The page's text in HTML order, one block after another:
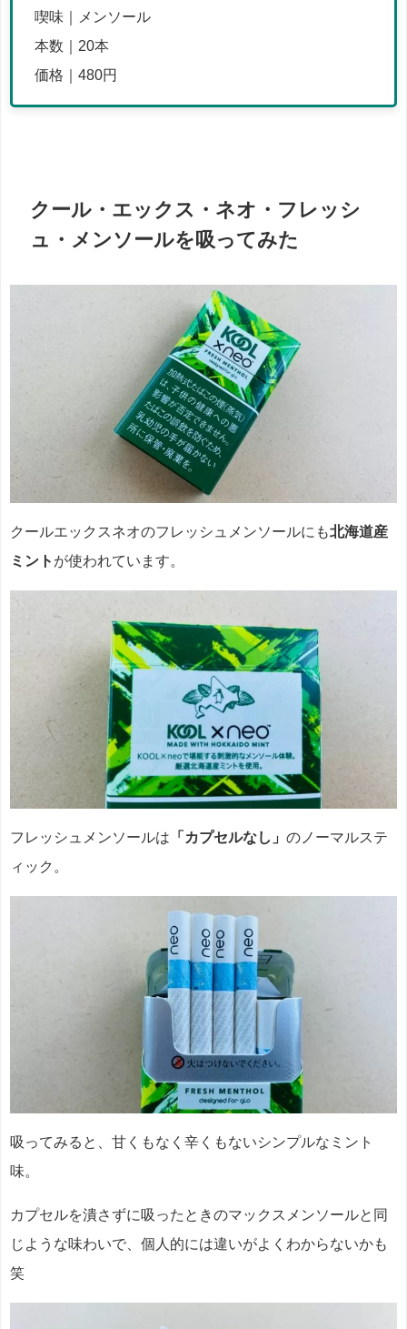
喫味｜メンソール
本数｜20本
価格｜480円
クール・エックス・ネオ・フレッシ
ュ・メンソールを吸ってみた
クールエックスネオのフレッシュ メンソールにも北海道産
ミント が使われています。
フレッシュメンソールは 「カプセルなし」 のノーマルステ
ィック。
吸ってみると、甘くもなく辛くもないシンプルなミント
味。
カプセルを潰さずに吸ったときのマックスメンソールと同
じような味わいで、個人的には違いがよくわからないかも
笑